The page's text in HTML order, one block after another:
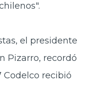
el presidente
Pizarro, recordó
Codelco recibió